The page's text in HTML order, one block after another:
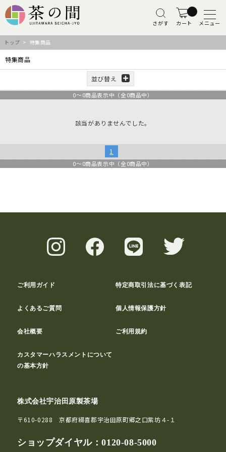
さがす カート メニュー
トップ > 特集商品
特集商品
並び替え
0～0商品表示中（全0商品中）
該当がありませんでした。
1
0～0商品表示中（全0商品中）
ご利用ガイド 特定商取引法に基づく表記
よくあるご質問 個人情報保護方針
会社概要 ご利用規約
カスタマーハラスメントについて
の基本方針
株式会社宇治田原製茶場
〒610-0288 京都府綴喜郡宇治田原町郷之口紫坊４-１
ショップダイヤル：0120-08-5000